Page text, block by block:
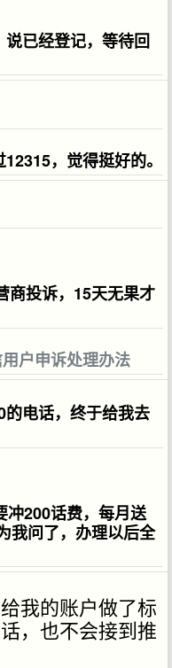
已经登记，等待回
，觉得挺好的。
商投诉，15天无果才
户申诉处理办法
电话，终于给我去
冲200话费，每月送
我问了，办理以后全
我的账户做了标
，也不会接到推